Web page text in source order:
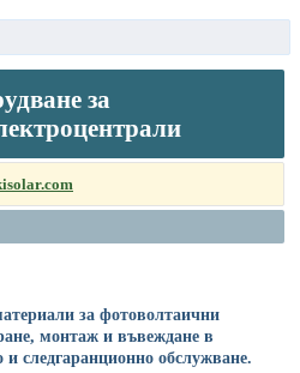
за
за фотоволтаични
монтаж и въвеждане в
следгаранционно обслужване.